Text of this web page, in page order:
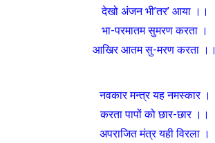
देखो अंजन भी’तर’ आया ।।
भा-परमातम सुमरण करता ।
आखिर आतम सु-मरण करता ।।
नवकार मन्त्र यह नमस्कार ।
करता पापों को छार-छार ।।
अपराजित मंत्र यही विरला ।